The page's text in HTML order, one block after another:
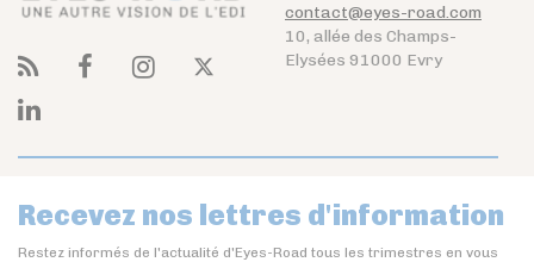
contact@eyes-road.com
10, allée des Champs-
Elysées 91000 Evry
Recevez nos lettres d'information
Restez informés de l'actualité d'Eyes-Road tous les trimestres en vous